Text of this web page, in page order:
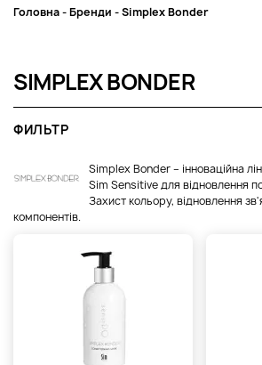
Головна-Бренди -Simplex Bonder
SIMPLEX BONDER
ФИЛЬТР
Simplex Bonder – інноваційна
Sim Sensitive для відновлення
Захист кольору, відновлення
компонентів.